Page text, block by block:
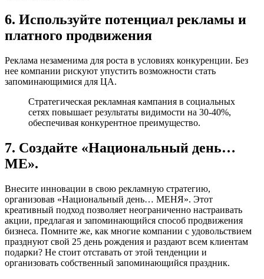
6. Используйте потенциал рекламы и
платного продвижения
Реклама незаменима для роста в условиях конкуренции. Без
нее компании рискуют упустить возможности стать
запоминающимися для ЦА.
Стратегическая рекламная кампания в социальных
сетях повышает результаты видимости на 30-40%,
обеспечивая конкурентное преимущество.
7. Создайте «Национальный день…
ME».
Внесите инновации в свою рекламную стратегию,
организовав «Национальный день… МЕНЯ». Этот
креативный подход позволяет неограниченно настраивать
акции, предлагая и запоминающийся способ продвижения
бизнеса. Помните же, как многие компании с удовольствием
празднуют свой 25 день рождения и раздают всем клиентам
подарки? Не стоит отставать от этой тенденции и
организовать собственный запоминающийся праздник.